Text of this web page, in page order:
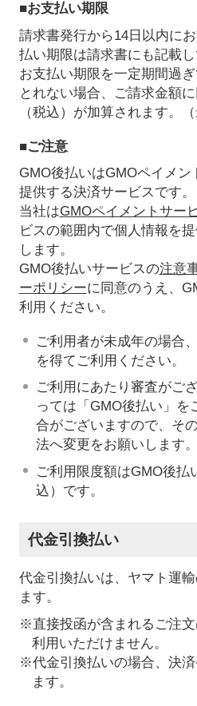
■お支払い期限
請求書発行から14日以内に
払い期限は請求書にも記載し
お支払い期限を一定期間過
とれない場合、ご請求金額
（税込）が加算されます。
■ご注意
GMO後払いはGMOペイメ
提供する決済サービスです。
当社はGMOペイメントサー
ビスの範囲内で個人情報を
します。
GMO後払いサービスの注意
ーポリシーに同意のうえ、
利用ください。
ご利用者が未成年の場合
を得てご利用ください。
ご利用にあたり審査がご
っては「GMO後払い」を
合がございますので、そ
法へ変更をお願いします。
ご利用限度額はGMO後払
込）です。
代金引換払い
代金引換払いは、ヤマト運
ます。
※直接投函が含まれるご注
利用いただけません。
※代金引換払いの場合、決済
ます。